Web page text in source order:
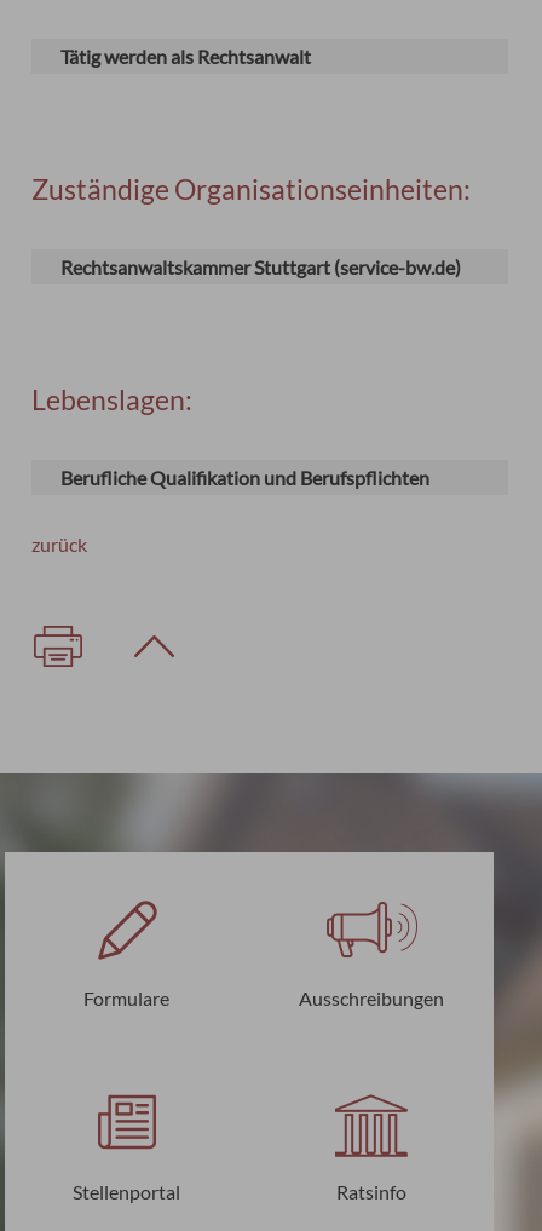
Tätig werden als Rechtsanwalt
Zuständige Organisationseinheiten:
Rechtsanwaltskammer Stuttgart (service-bw.de)
Lebenslagen:
Berufliche Qualifikation und Berufspflichten
zurück
Formulare Ausschreibungen
Stellenportal Ratsinfo